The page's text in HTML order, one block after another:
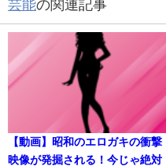
芸能の関連記事
【動画】昭和のエロガキの衝撃
映像が発掘される！今じゃ絶対